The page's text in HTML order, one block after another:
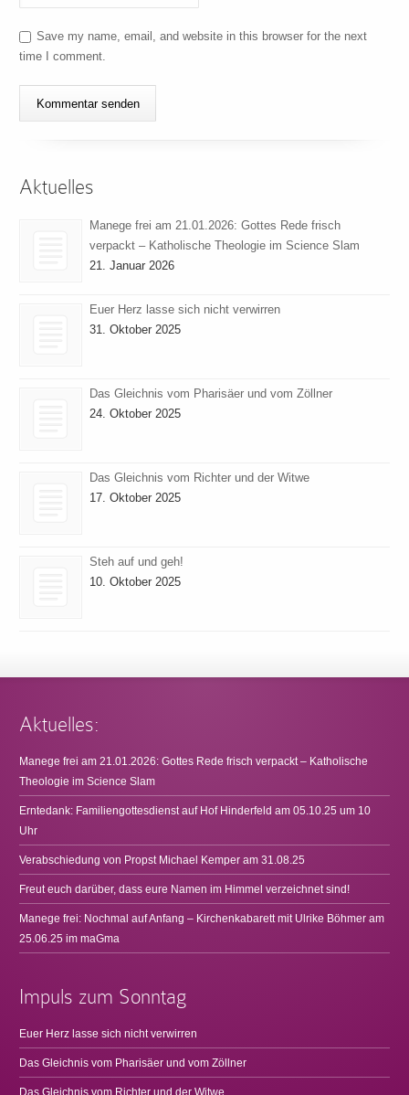
Save my name, email, and website in this browser for the next
time I comment.
Aktuelles
Manege frei am 21.01.2026: Gottes Rede frisch
verpackt – Katholische Theologie im Science Slam
21. Januar 2026
Euer Herz lasse sich nicht verwirren
31. Oktober 2025
Das Gleichnis vom Pharisäer und vom Zöllner
24. Oktober 2025
Das Gleichnis vom Richter und der Witwe
17. Oktober 2025
Steh auf und geh!
10. Oktober 2025
Aktuelles:
Manege frei am 21.01.2026: Gottes Rede frisch verpackt – Katholische
Theologie im Science Slam
Erntedank: Familiengottesdienst auf Hof Hinderfeld am 05.10.25 um 10
Uhr
Verabschiedung von Propst Michael Kemper am 31.08.25
Freut euch darüber, dass eure Namen im Himmel verzeichnet sind!
Manege frei: Nochmal auf Anfang – Kirchenkabarett mit Ulrike Böhmer am
25.06.25 im maGma
Impuls zum Sonntag
Euer Herz lasse sich nicht verwirren
Das Gleichnis vom Pharisäer und vom Zöllner